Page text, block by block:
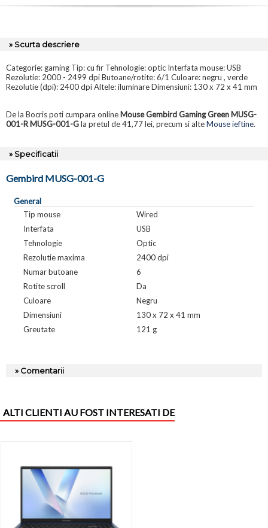
» Scurta descriere
Categorie: gaming Tip: cu fir Tehnologie: optic Interfata mouse: USB
Rezolutie: 2000 - 2499 dpi Butoane/rotite: 6/1 Culoare: negru , verde
Rezolutie (dpi): 2400 dpi Altele: iluminare Dimensiuni: 130 x 72 x 41 mm
De la Bocris poti cumpara online Mouse Gembird Gaming Green MUSG-
001-R MUSG-001-Gla pretul de 41,77 lei, precum si alteMouse ieftine.
» Specificatii
Gembird MUSG-001-G
General
Tip mouse
Wired
Interfata
USB
Tehnologie
Optic
Rezolutie maxima
2400 dpi
Numar butoane
6
Rotite scroll
Da
Culoare
Negru
Dimensiuni
130 x 72 x 41 mm
Greutate
121 g
» Comentarii
ALTI CLIENTI AU FOST INTERESATI DE